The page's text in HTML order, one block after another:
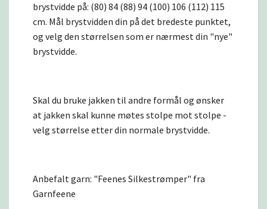
brystvidde på: (80) 84 (88) 94 (100) 106 (112) 115
cm. Mål brystvidden din på det bredeste punktet,
og velg den størrelsen som er nærmest din "nye"
brystvidde.
Skal du bruke jakken til andre formål og ønsker
at jakken skal kunne møtes stolpe mot stolpe -
velg størrelse etter din normale brystvidde.
Anbefalt garn: "Feenes Silkestrømper" fra
Garnfeene